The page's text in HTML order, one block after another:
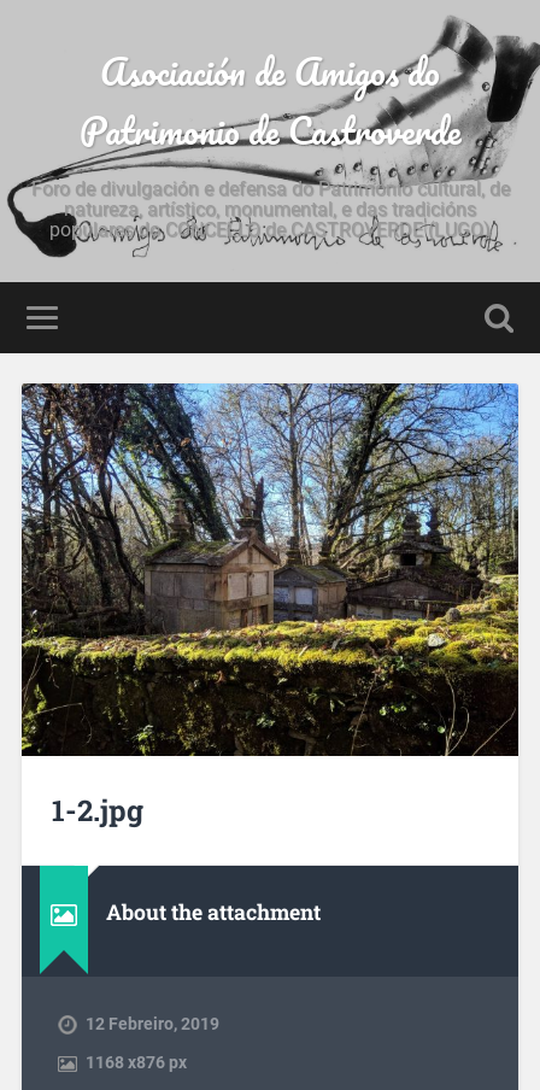
Asociación de Amigos do
Patrimonio de Castroverde
Foro de divulgación e defensa do Patrimonio cultural, de
natureza, artístico, monumental, e das tradicións
populares do CONCELLO de CASTROVERDE (LUGO)
1-2.jpg
About the attachment
12 Febreiro, 2019
1168x876 px